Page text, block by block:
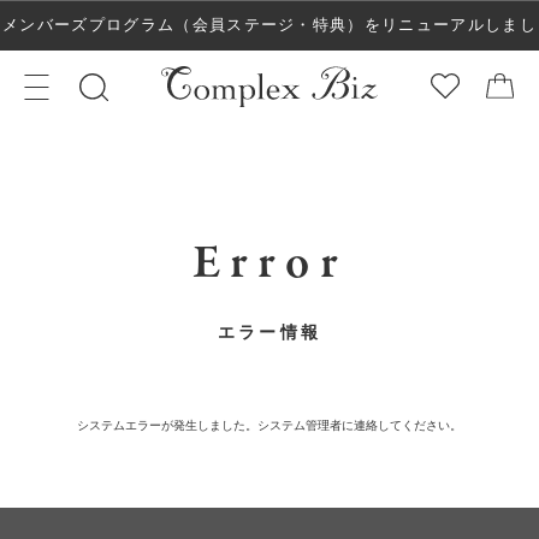
メンバーズプログラム（会員ステージ・特典）をリニューアルしまし
た！
Error
エラー情報
システムエラーが発生しました。システム管理者に連絡してください。